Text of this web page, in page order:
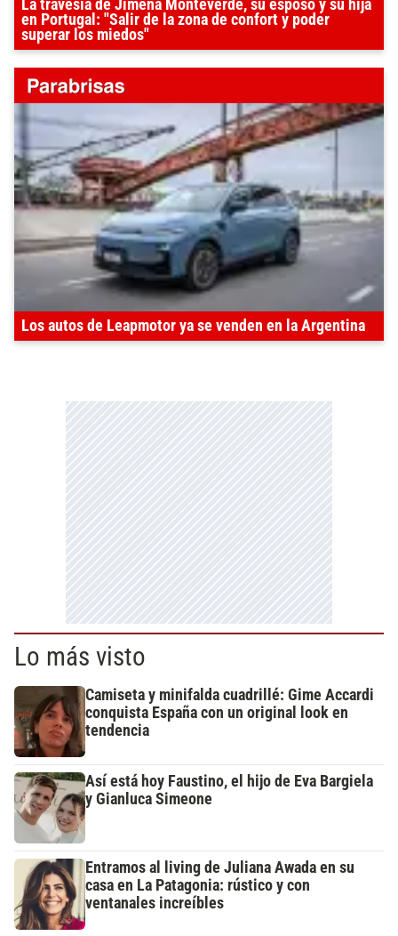
La travesía de Jimena Monteverde, su esposo y su hija
en Portugal: "Salir de la zona de confort y poder
superar los miedos"
Los autos de Leapmotor ya se venden en la Argentina
Lo más visto
Camiseta y minifalda cuadrillé: Gime Accardi
conquista España con un original look en
tendencia
Así está hoy Faustino, el hijo de Eva Bargiela
y Gianluca Simeone
Entramos al living de Juliana Awada en su
casa en La Patagonia: rústico y con
ventanales increíbles